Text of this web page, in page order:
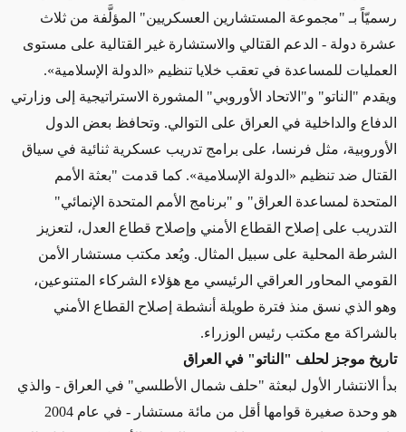
رسميّاً بـ "مجموعة المستشارين العسكريين" المؤلَّفة من ثلاث
عشرة دولة - الدعم القتالي والاستشارة غير القتالية على مستوى
العمليات للمساعدة في تعقب خلايا تنظيم «الدولة الإسلامية».
ويقدم "الناتو" و"الاتحاد الأوروبي" المشورة الاستراتيجية إلى وزارتي
الدفاع والداخلية في العراق على التوالي. وتحافظ بعض الدول
الأوروبية، مثل فرنسا، على برامج تدريب عسكرية ثنائية في سياق
القتال ضد تنظيم «الدولة الإسلامية». كما قدمت "بعثة الأمم
المتحدة لمساعدة العراق" و "برنامج الأمم المتحدة الإنمائي"
التدريب على إصلاح القطاع الأمني وإصلاح قطاع العدل، لتعزيز
الشرطة المحلية على سبيل المثال. ويُعد مكتب مستشار الأمن
القومي المحاور العراقي الرئيسي مع هؤلاء الشركاء المتنوعين،
وهو الذي نسق منذ فترة طويلة أنشطة إصلاح القطاع الأمني
بالشراكة مع مكتب رئيس الوزراء.
تاريخ موجز لحلف "الناتو" في العراق
بدأ الانتشار الأول لبعثة "حلف شمال الأطلسي" في العراق - والذي
هو وحدة صغيرة قوامها أقل من مائة مستشار - في عام 2004